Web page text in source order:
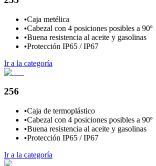
•Caja metélica
•Cabezal con 4 posiciones posibles a 90º
•Buena resistencia al aceite y gasolinas
•Protección IP65 / IP67
Ir a la categoría
256
•Caja de termoplástico
•Cabezal con 4 posiciones posibles a 90º
•Buena resistencia al aceite y gasolinas
•Protección IP65 / IP67
Ir a la categoría